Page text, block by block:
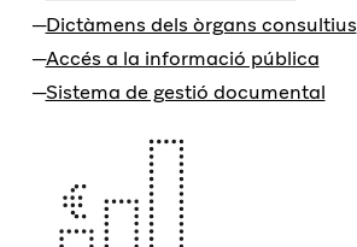
Dictàmens dels òrgans consultius
Accés a la informació pública
Sistema de gestió documental